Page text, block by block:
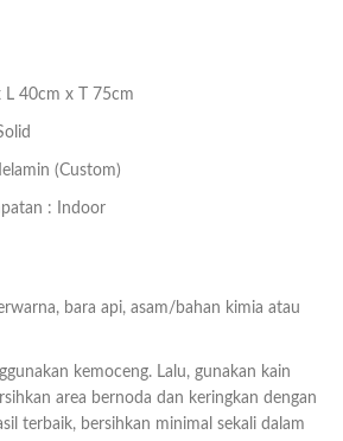
L 40cm x T 75cm
(Custom)
: Indoor
bara api, asam/bahan kimia atau
kemoceng. Lalu, gunakan kain
area bernoda dan keringkan dengan
terbaik, bersihkan minimal sekali dalam